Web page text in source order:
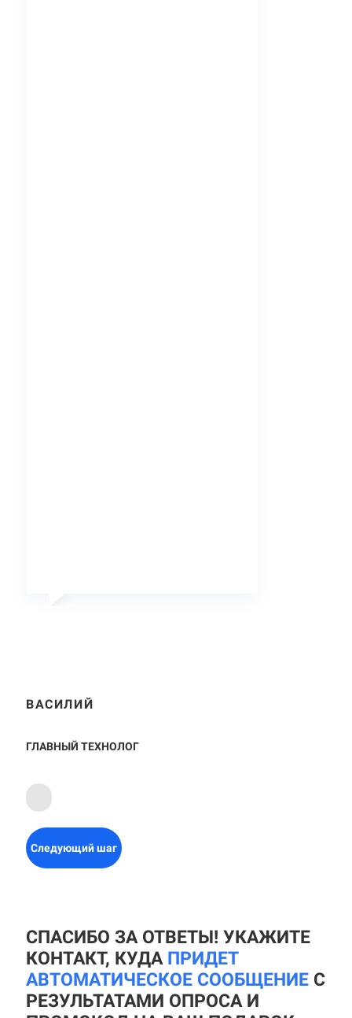
ВАСИЛИЙ
ГЛАВНЫЙ ТЕХНОЛОГ
Следующий шаг
СПАСИБО ЗА ОТВЕТЫ! УКАЖИТЕ
КОНТАКТ, КУДА ПРИДЕТ
АВТОМАТИЧЕСКОЕ СООБЩЕНИЕ С
РЕЗУЛЬТАТАМИ ОПРОСА И